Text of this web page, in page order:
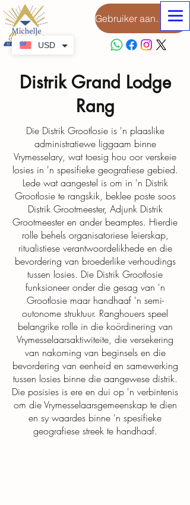
Gebruiker aanmeld
Distrik Grand Lodge
Rang
Die Distrik Grootlosie is 'n plaaslike
administratiewe liggaam binne
Vrymesselary, wat toesig hou oor verskeie
losies in 'n spesifieke geografiese gebied.
Lede wat aangestel is om in 'n Distrik
Grootlosie te rangskik, beklee poste soos
Distrik Grootmeester, Adjunk Distrik
Grootmeester en ander beamptes. Hierdie
rolle behels organisatoriese leierskap,
ritualistiese verantwoordelikhede en die
bevordering van broederlike verhoudings
tussen losies. Die Distrik Grootlosie
funksioneer onder die gesag van 'n
Grootlosie maar handhaaf 'n semi-
outonome struktuur. Ranghouers speel
belangrike rolle in die koördinering van
Vrymesselaarsaktiwiteite, die versekering
van nakoming van beginsels en die
bevordering van eenheid en samewerking
tussen losies binne die aangewese distrik.
Die posisies is ere en dui op 'n verbintenis
om die Vrymesselaarsgemeenskap te dien
en sy waardes binne 'n spesifieke
geografiese streek te handhaaf.
USD